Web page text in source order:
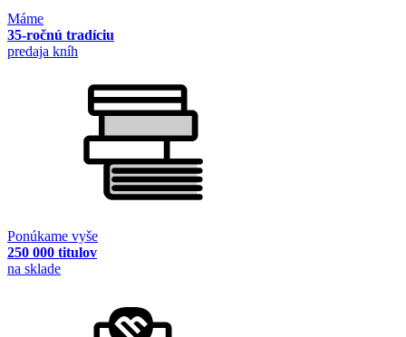
Máme
35-ročnú tradíciu
predaja kníh
Ponúkame vyše
250 000 titulov
na sklade